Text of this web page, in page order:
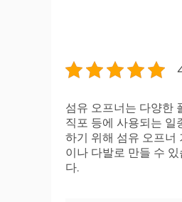
섬유 오프너는 다양한
직포 등에 사용되는 일
하기 위해 섬유 오프너
이나 다발로 만들 수
다.